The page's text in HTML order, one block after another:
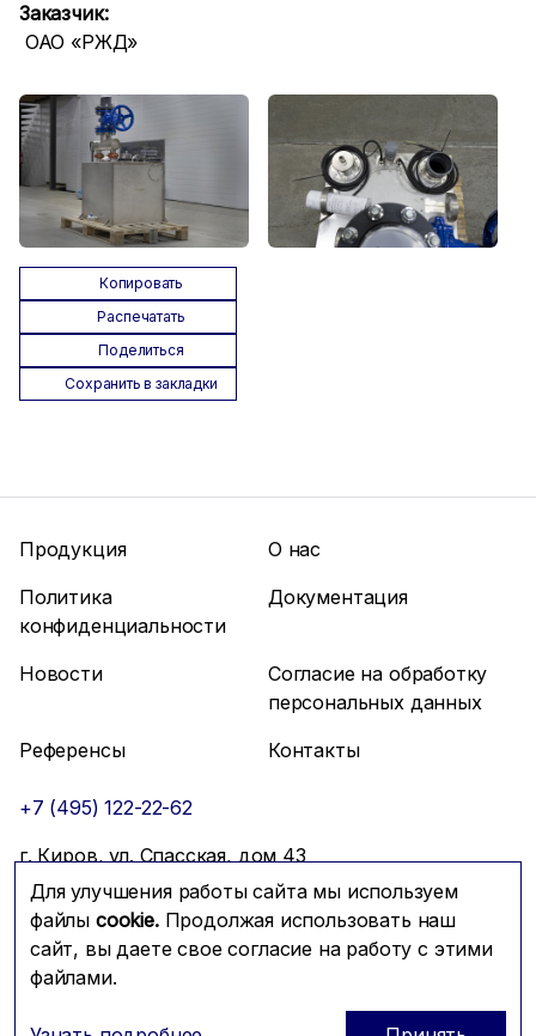
Заказчик:
ОАО «РЖД»
Копировать
Распечатать
Поделиться
Сохранить в закладки
Для улучшения работы сайта мы используем
файлы cookie.Продолжая использовать наш
сайт, вы даете свое согласие на работу с этими
файлами.
Продукция
О нас
Политика
конфиденциальности
Документация
Новости
Согласие на обработку
персональных данных
Референсы
Контакты
+7 (495) 122-22-62
г. Киров, ул. Спасская, дом 43
info@mfmc.ru
Связаться с нами
© 2026 Компания МФМК Prominado